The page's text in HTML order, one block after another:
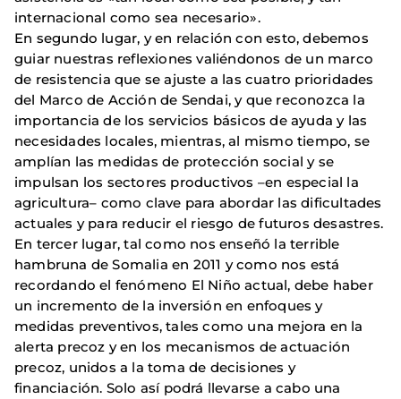
internacional como sea necesario».
En segundo lugar, y en relación con esto, debemos
guiar nuestras reflexiones valiéndonos de un marco
de resistencia que se ajuste a las cuatro prioridades
del Marco de Acción de Sendai, y que reconozca la
importancia de los servicios básicos de ayuda y las
necesidades locales, mientras, al mismo tiempo, se
amplían las medidas de protección social y se
impulsan los sectores productivos –en especial la
agricultura– como clave para abordar las dificultades
actuales y para reducir el riesgo de futuros desastres.
En tercer lugar, tal como nos enseñó la terrible
hambruna de Somalia en 2011 y como nos está
recordando el fenómeno El Niño actual, debe haber
un incremento de la inversión en enfoques y
medidas preventivos, tales como una mejora en la
alerta precoz y en los mecanismos de actuación
precoz, unidos a la toma de decisiones y
financiación. Solo así podrá llevarse a cabo una